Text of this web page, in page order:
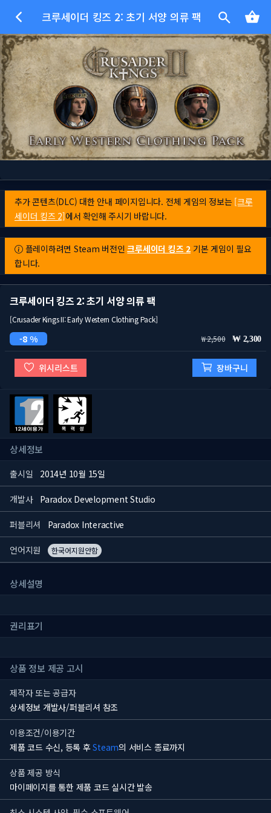
크루세이더 킹즈 2: 초기 서양 의류 팩
추가 콘텐츠(DLC) 대한 안내 페이지입니다. 전체 게임의 정보는 [크루
세이더 킹즈 2]에서 확인해 주시기 바랍니다.
플레이하려면 Steam 버전인크루세이더 킹즈 2 기본 게임이 필요
합니다.
크루세이더 킹즈 2: 초기 서양 의류 팩
[Crusader Kings II: Early Western Clothing Pack]
8 % 2,500 2,300
위시리스트 장바구니
상세정보
출시일 2014년 10월 15일
개발사 Paradox Development Studio
퍼블리셔 Paradox Interactive
언어지원 한국어지원안함
상세설명
권리표기
상품 정보 제공 고시
제작자 또는 공급자
상세정보 개발사/퍼블리셔 참조
이용조건/이용기간
제품 코드 수신, 등록 후Steam의 서비스 종료까지
상품 제공 방식
마이페이지를 통한 제품 코드 실시간 발송